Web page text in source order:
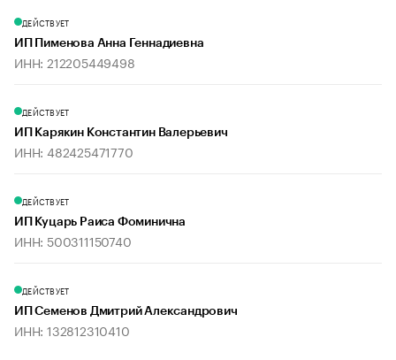
ДЕЙСТВУЕТ
ИП Пименова Анна Геннадиевна
ИНН: 212205449498
ДЕЙСТВУЕТ
ИП Карякин Константин Валерьевич
ИНН: 482425471770
ДЕЙСТВУЕТ
ИП Куцарь Раиса Фоминична
ИНН: 500311150740
ДЕЙСТВУЕТ
ИП Семенов Дмитрий Александрович
ИНН: 132812310410